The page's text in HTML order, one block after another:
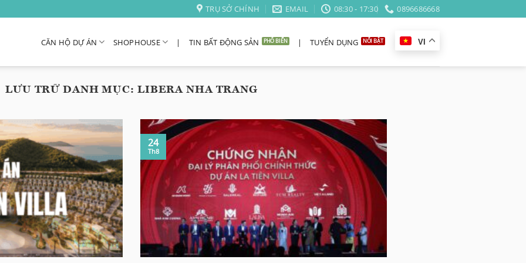
TRỤ SỞ CHÍNH EMAIL 08:30 - 17:30 0896686668
CĂN HỘ DỰ ÁN SHOPHOUSE | TIN BẤT ĐỘNG SẢN | TUYỂN DỤNG VI
LƯU TRỮ DANH MỤC: LIBERA NHA TRANG
24
Th8